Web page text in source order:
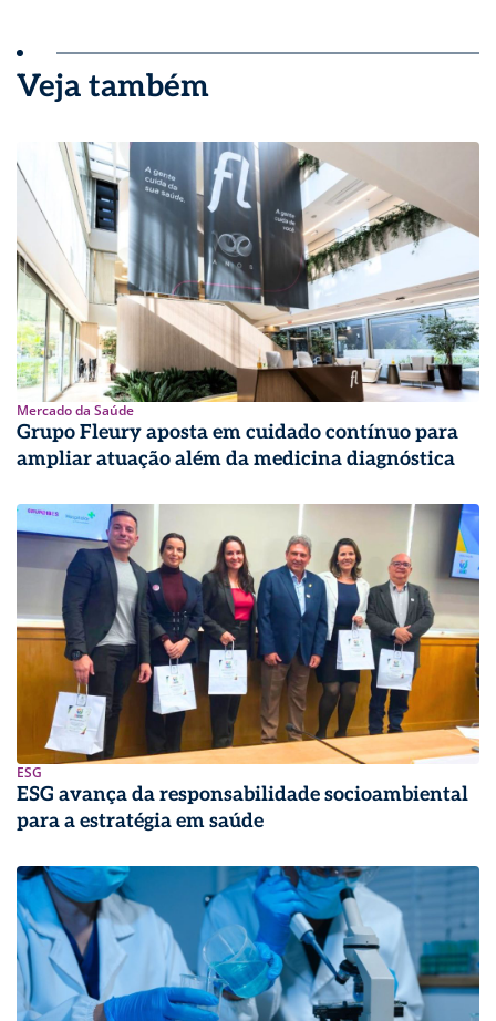
Veja também
Mercado da Saúde
Grupo Fleury aposta em cuidado contínuo para
ampliar atuação além da medicina diagnóstica
ESG
ESG avança da responsabilidade socioambiental
para a estratégia em saúde